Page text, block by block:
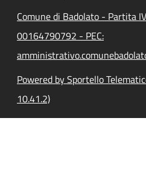
Comune di Badolato - Partita
00164790792 - PEC:
Powered by Sportello
10.41.2)